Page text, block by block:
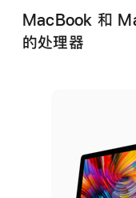
MacBook 和
的处理器